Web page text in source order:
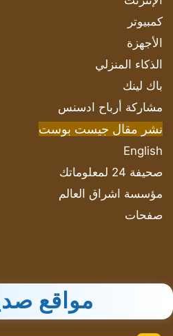
كمبيوتر
الأجهزة
الذكاء المنزلي
باك لينك
مشاركة أرباح ادسنس
نشر مقال جيست بوست
English
صحيفة 24 لمعلوماتك
مؤسسة اشراق العالم
صفحات
مواقع